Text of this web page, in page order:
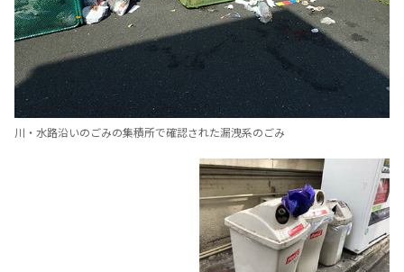
川・水路沿いのごみの集積所で確認された漏洩系のごみ